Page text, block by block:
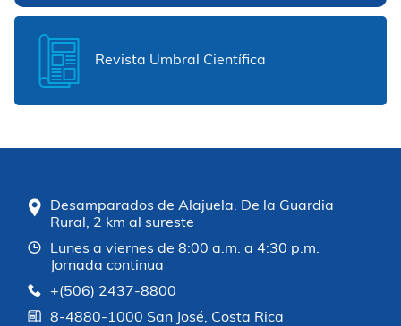
Revista Umbral Científica
Desamparados de Alajuela. De la Guardia
Rural, 2 km al sureste
Lunes a viernes de 8:00 a.m. a 4:30 p.m.
Jornada continua
+(506) 2437-8800
8-4880-1000 San José, Costa Rica